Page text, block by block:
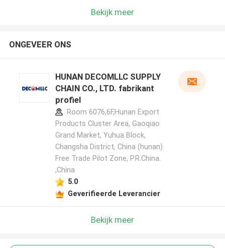
Bekijk meer
ONGEVEER ONS
HUNAN DECOMLLC SUPPLY
CHAIN CO., LTD. fabrikant
profiel
Room 6076,6F,Hunan Export
Products Cluster Area, Gaoqiao
Grand Market, Yuhua Block,
Changsha District, China (hunan)
Free Trade Pilot Zone, P.R.China.
,China
5.0
Geverifieerde Leverancier
Bekijk meer